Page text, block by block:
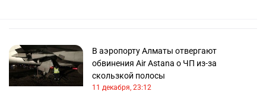
В аэропорту Алматы отвергают
обвинения Air Astana о ЧП из-за
скользкой полосы
11 декабря, 23:12